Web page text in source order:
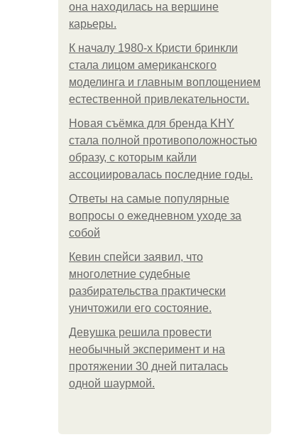
она находилась на вершине
карьеры.
К началу 1980-х Кристи бринкли
стала лицом американского
моделинга и главным воплощением
естественной привлекательности.
Новая съёмка для бренда KHY
стала полной противоположностью
образу, с которым кайли
ассоциировалась последние годы.
Ответы на самые популярные
вопросы о ежедневном уходе за
собой
Кевин спейси заявил, что
многолетние судебные
разбирательства практически
уничтожили его состояние.
Девушка решила провести
необычный эксперимент и на
протяжении 30 дней питалась
одной шаурмой.